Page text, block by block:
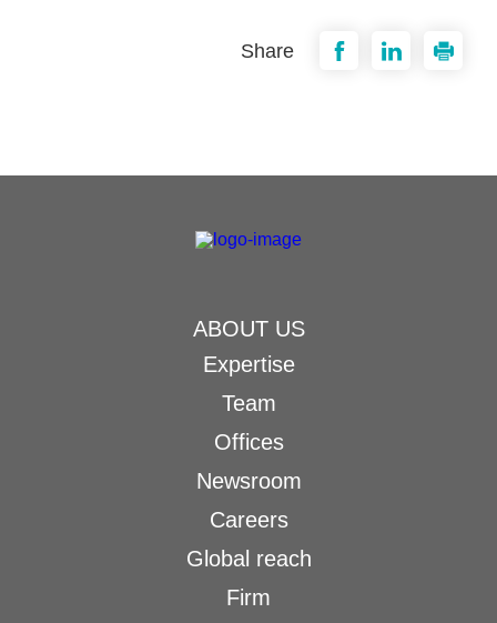
Share
ABOUT US
Expertise
Team
Offices
Newsroom
Careers
Global reach
Firm